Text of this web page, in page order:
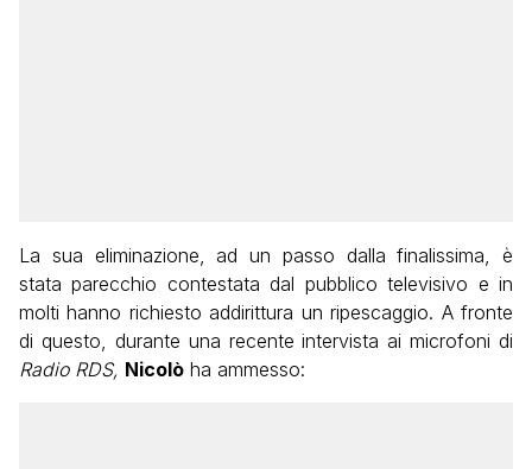
La sua eliminazione, ad un passo dalla finalissima, è
stata parecchio contestata dal pubblico televisivo e in
molti hanno richiesto addirittura un ripescaggio. A fronte
di questo, durante una recente intervista ai microfoni di
Radio RDS, Nicolò ha ammesso: